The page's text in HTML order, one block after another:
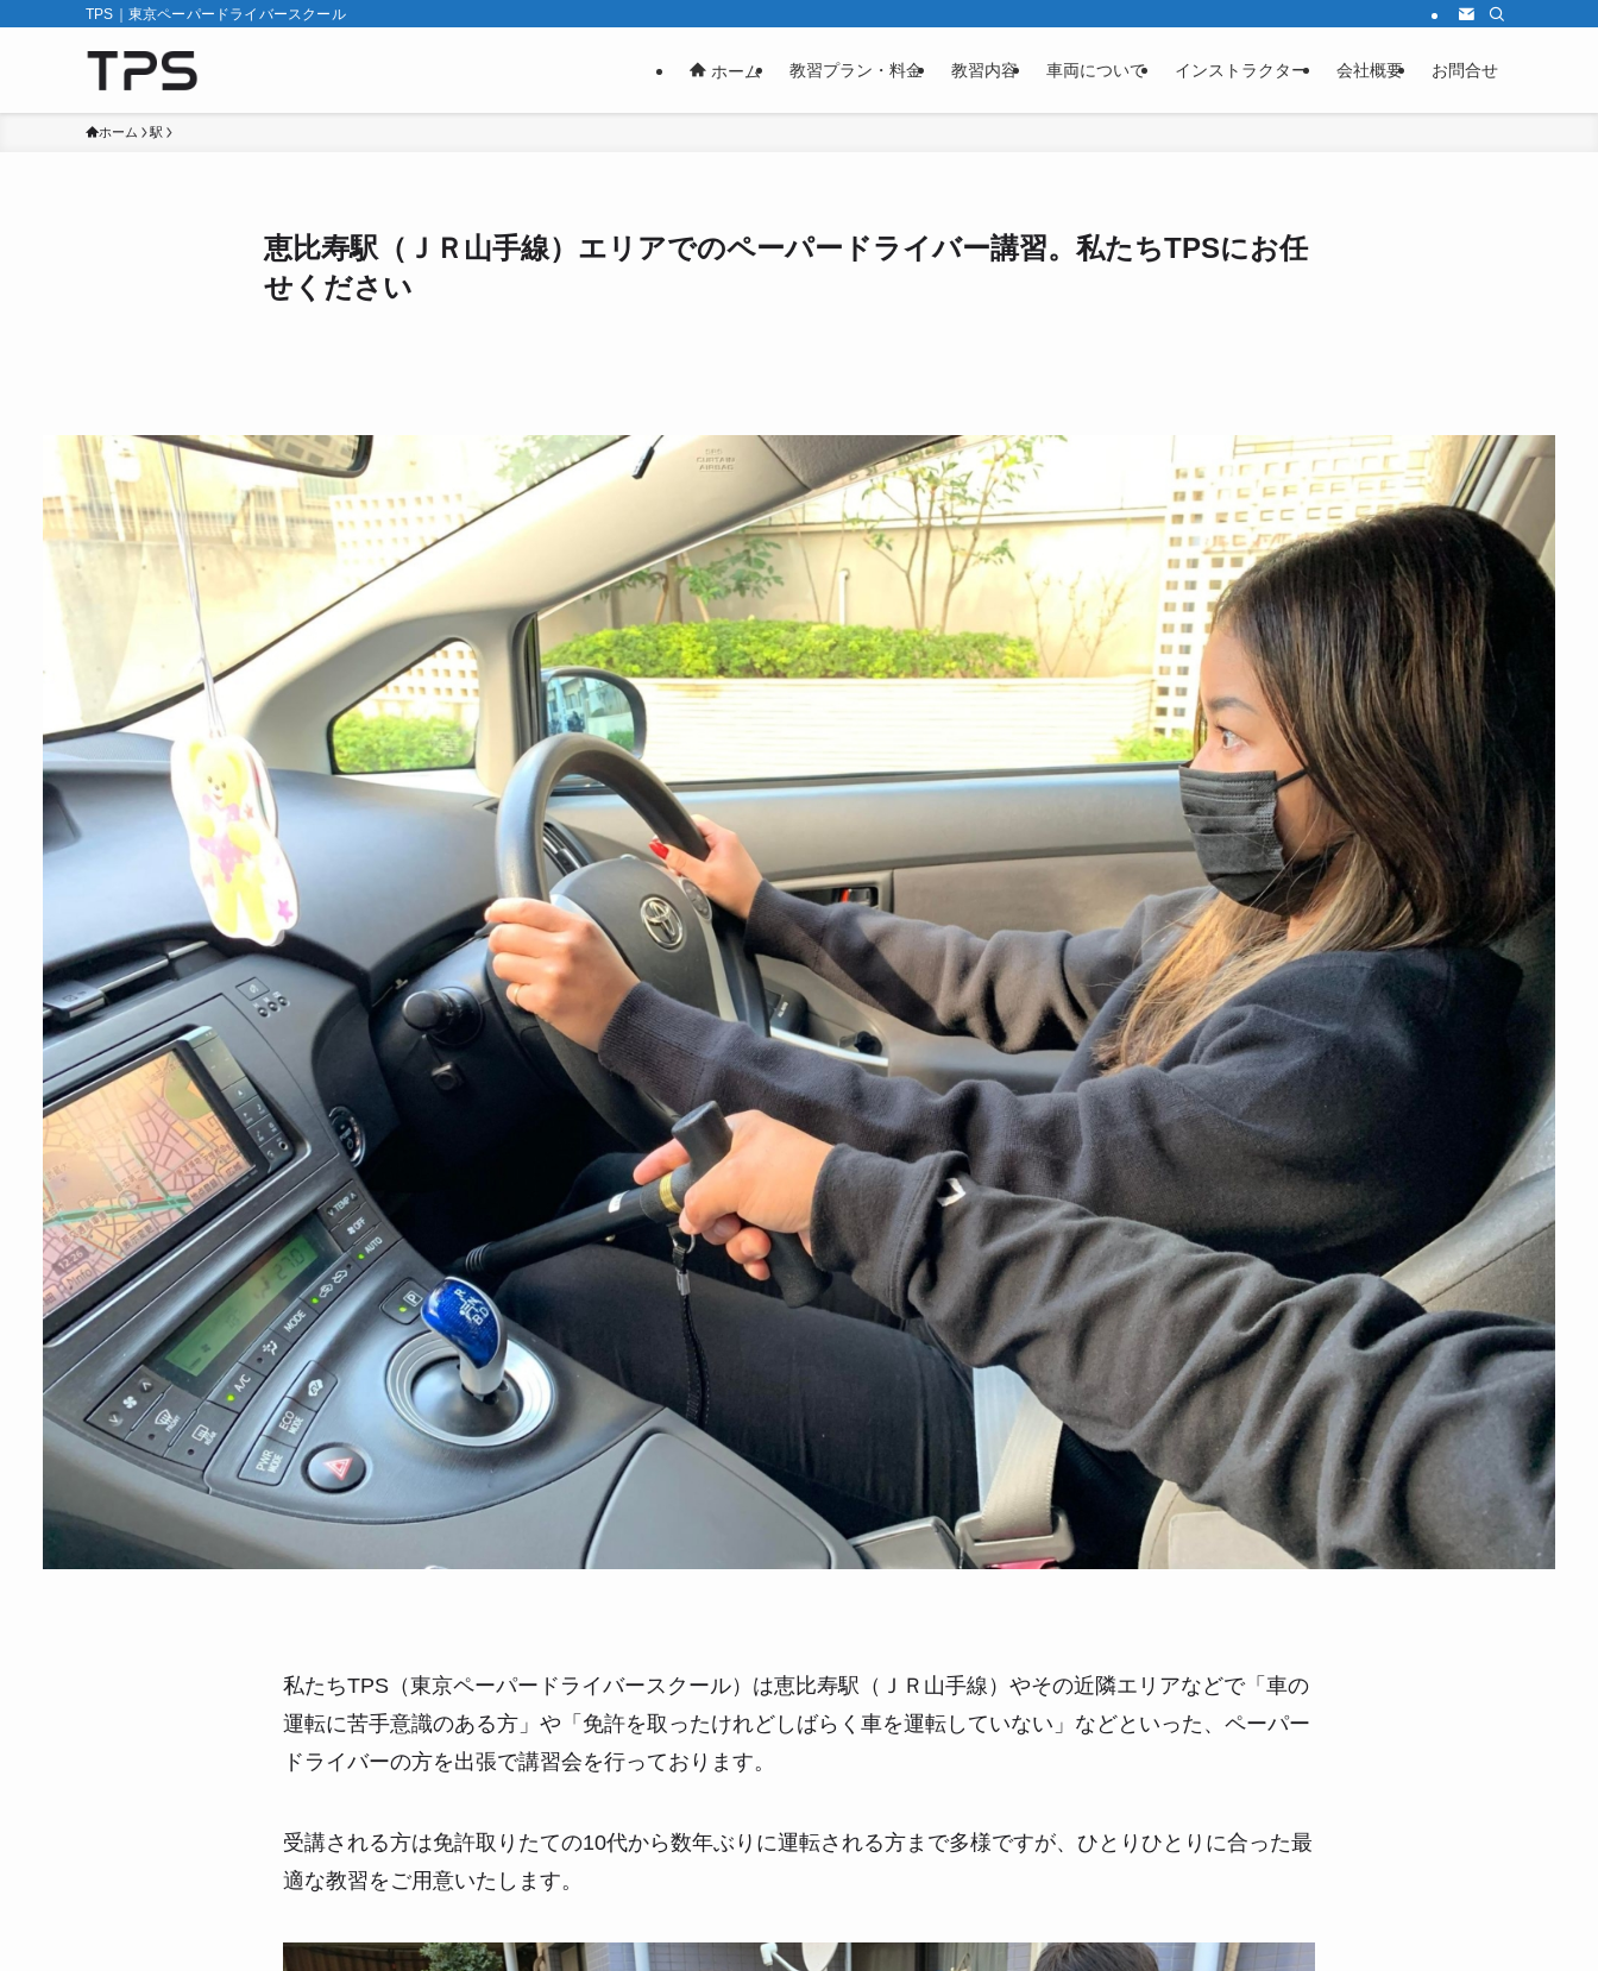
TPS｜東京ペーパードライバースクール
ホーム 教習プラン・料金 教習内容 車両について インストラクター 会社概要 お問合せ
ホーム 駅
恵比寿駅（ＪＲ山手線）エリアでのペーパードライバー講習。私たちTPSにお任
せください
私たちTPS（東京ペーパードライバースクール）は恵比寿駅（ＪＲ山手線）やその近隣エリアなどで「車の
運転に苦手意識のある方」や「免許を取ったけれどしばらく車を運転していない」などといった、ペーパー
ドライバーの方を出張で講習会を行っております。
受講される方は免許取りたての10代から数年ぶりに運転される方まで多様ですが、ひとりひとりに合った最
適な教習をご用意いたします。